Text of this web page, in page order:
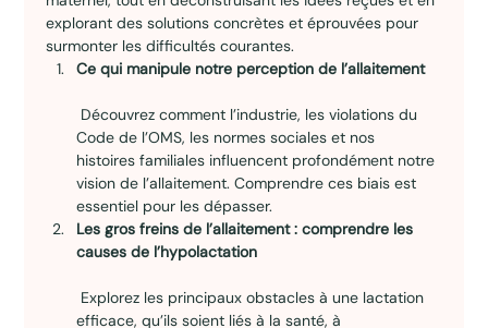
explorant des solutions concrètes et éprouvées pour
surmonter les difficultés courantes.
Ce qui manipule notre perception de l’allaitement
Code de l’OMS, les normes sociales et nos
histoires familiales influencent profondément notre
vision de l’allaitement. Comprendre ces biais est
essentiel pour les dépasser.
Les gros freins de l’allaitement : comprendre les
causes de l’hypolactation
efficace, qu’ils soient liés à la santé, à